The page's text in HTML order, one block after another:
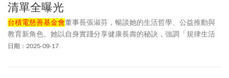
清單全曝光
台積電慈善基金會董事長張淑芬，暢談她的生活哲學、公益推動與
教育新角色。她以自身實踐分享健康長壽的秘訣，強調「規律生活
與簡單飲食」是維持年輕活力的重要關鍵。
日期：2025-09-17